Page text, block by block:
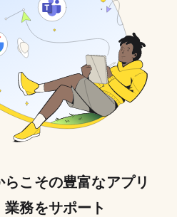
こその豊富なアプリ
務をサポート